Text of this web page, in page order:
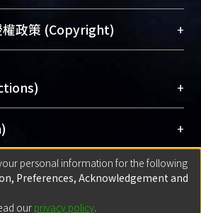
and promote researcher
works, Library integrates the
Repository” with “Academic
角度提升資訊取用性的社會運
上是透過將研究著作公開供使
加速研究發展、提升研究影響
（點選深入了解OA）
權政策 (Copyright) +
非匯入者所有，或由第三方贊
確認該版權所有者及第三方同
that the submission is your
that you have the right to
upload.
全文電子檔，可使用
+
Guide)
Manual)
Service)
+
學計算機中心帳號登入
Account)
帳號登入(With ORCID)
+
personal information for the following
Preferences, Acknowledgement and
our privacy policy.